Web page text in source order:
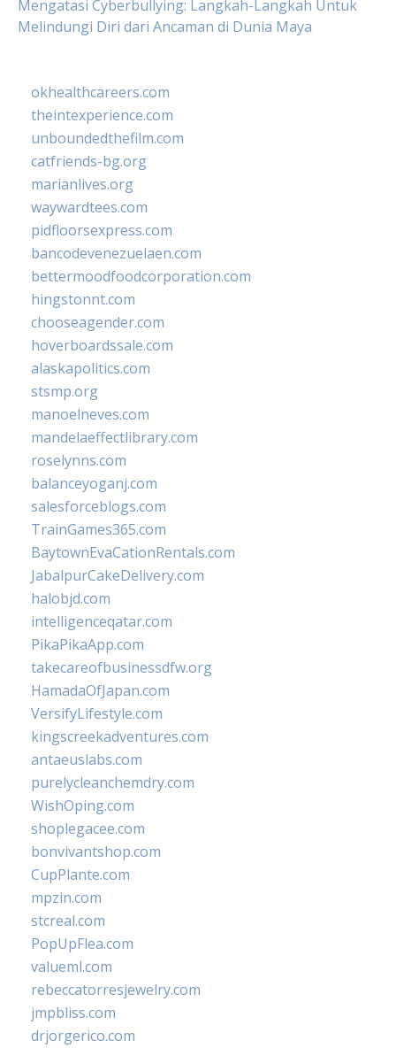
Mengatasi Cyberbullying: Langkah-Langkah Untuk
Melindungi Diri dari Ancaman di Dunia Maya
okhealthcareers.com
theintexperience.com
unboundedthefilm.com
catfriends-bg.org
marianlives.org
waywardtees.com
pidfloorsexpress.com
bancodevenezuelaen.com
bettermoodfoodcorporation.com
hingstonnt.com
chooseagender.com
hoverboardssale.com
alaskapolitics.com
stsmp.org
manoelneves.com
mandelaeffectlibrary.com
roselynns.com
balanceyoganj.com
salesforceblogs.com
TrainGames365.com
BaytownEvaCationRentals.com
JabalpurCakeDelivery.com
halobjd.com
intelligenceqatar.com
PikaPikaApp.com
takecareofbusinessdfw.org
HamadaOfJapan.com
VersifyLifestyle.com
kingscreekadventures.com
antaeuslabs.com
purelycleanchemdry.com
WishOping.com
shoplegacee.com
bonvivantshop.com
CupPlante.com
mpzin.com
stcreal.com
PopUpFlea.com
valueml.com
rebeccatorresjewelry.com
jmpbliss.com
drjorgerico.com